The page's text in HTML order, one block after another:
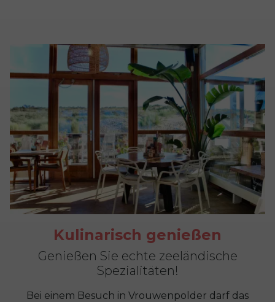
Kulinarisch genießen
Genießen Sie echte zeeländische
Spezialitäten!
Bei einem Besuch in Vrouwenpolder darf das